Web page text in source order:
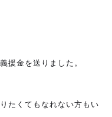
援金を送りました。
たくてもなれない方もい